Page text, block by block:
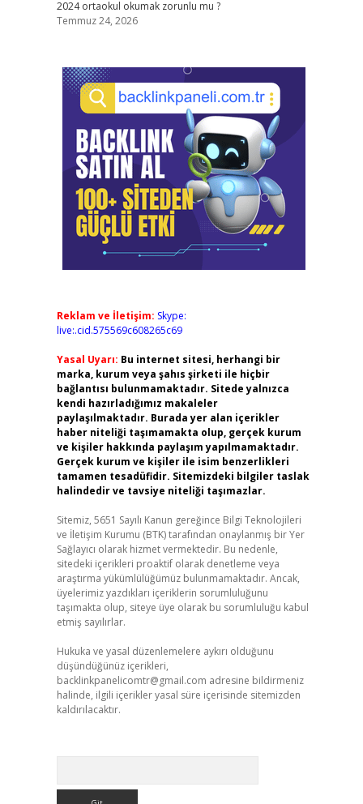
2024 ortaokul okumak zorunlu mu ?
Temmuz 24, 2026
Reklam ve İletişim: Skype:
live:.cid.575569c608265c69
Yasal Uyarı: Bu internet sitesi, herhangi bir
marka, kurum veya şahıs şirketi ile hiçbir
bağlantısı bulunmamaktadır. Sitede yalnızca
kendi hazırladığımız makaleler
paylaşılmaktadır. Burada yer alan içerikler
haber niteliği taşımamakta olup, gerçek kurum
ve kişiler hakkında paylaşım yapılmamaktadır.
Gerçek kurum ve kişiler ile isim benzerlikleri
tamamen tesadüfidir. Sitemizdeki bilgiler taslak
halindedir ve tavsiye niteliği taşımazlar.
Sitemiz, 5651 Sayılı Kanun gereğince Bilgi Teknolojileri
ve İletişim Kurumu (BTK) tarafından onaylanmış bir Yer
Sağlayıcı olarak hizmet vermektedir. Bu nedenle,
sitedeki içerikleri proaktif olarak denetleme veya
araştırma yükümlülüğümüz bulunmamaktadır. Ancak,
üyelerimiz yazdıkları içeriklerin sorumluluğunu
taşımakta olup, siteye üye olarak bu sorumluluğu kabul
etmiş sayılırlar.
Hukuka ve yasal düzenlemelere aykırı olduğunu
düşündüğünüz içerikleri,
backlinkpanelicomtr@gmail.com adresine bildirmeniz
halinde, ilgili içerikler yasal süre içerisinde sitemizden
kaldırılacaktır.